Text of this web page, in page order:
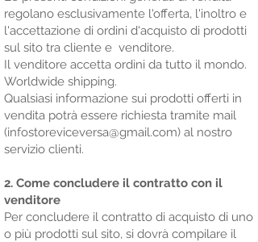
regolano esclusivamente l'offerta, l'inoltro e
l'accettazione di ordini d'acquisto di prodotti
sul sito tra cliente e venditore.
Il venditore accetta ordini da tutto il mondo.
Worldwide shipping.
Qualsiasi informazione sui prodotti offerti in
vendita potrà essere richiesta tramite mail
(infostoreviceversa@gmail.com) al nostro
servizio clienti.
2. Come concludere il contratto con il
venditore
Per concludere il contratto di acquisto di uno
o più prodotti sul sito, si dovrà compilare il